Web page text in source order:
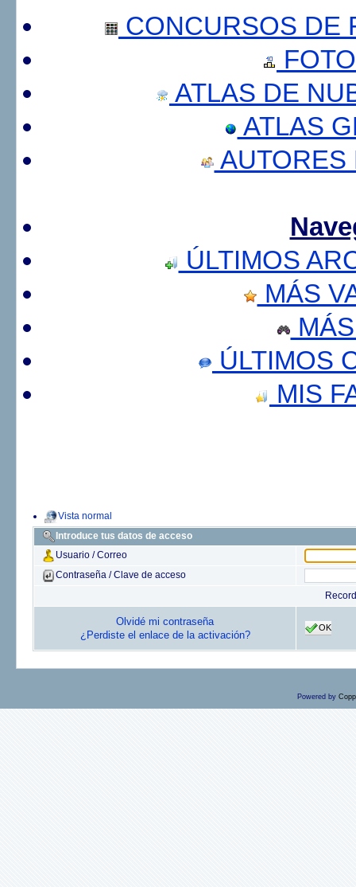
CONCURSOS DE
ATLAS DE
ATLAS
AUTORES
ÚLTIMOS
MÁS
ÚLTIMOS
MIS
Vista normal
Introduce tus datos de acceso
Usuario / Correo
Contraseña / Clave de acceso
Olvidé mi contraseña
¿Perdiste el enlace de la activación?
OK
Powered by